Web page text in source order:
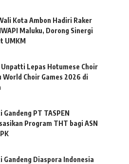
Kota Ambon Hadiri Raker
Maluku, Dorong Sinergi
UMKM
Lepas Hotumese Choir
World Choir Games 2026 di
Gandeng PT TASPEN
Program THT bagi ASN
Gandeng Diaspora Indonesia